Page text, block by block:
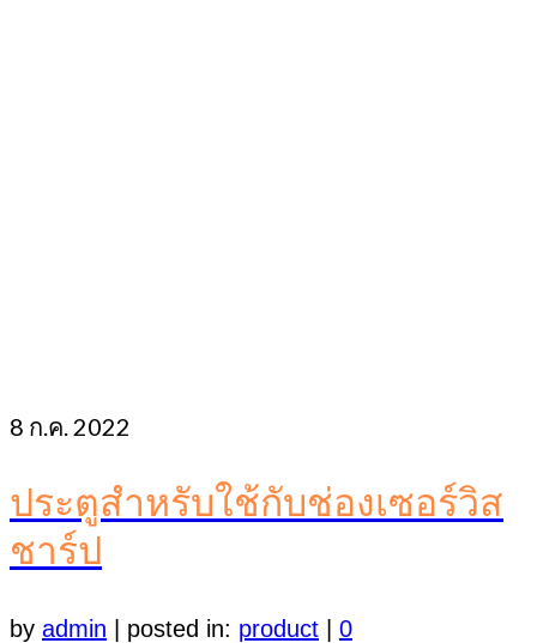
8 ก.ค. 2022
ประตูสำหรับใช้กับช่องเซอร์วิส
ชาร์ป
by admin posted in: product 0